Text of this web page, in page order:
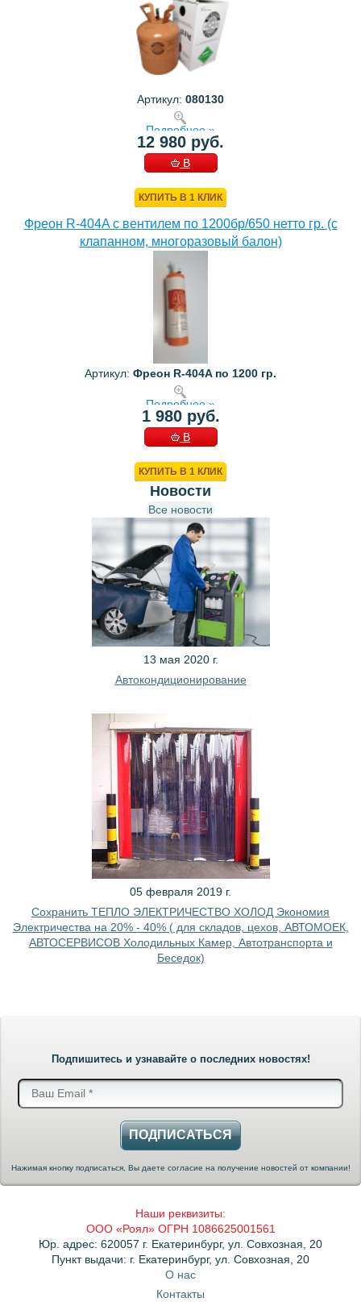
Артикул: 080130
Подробнее »
12 980 руб.
В
КУПИТЬ В 1 КЛИК
Фреон R-404A с вентилем по 1200бр/650 нетто гр. (с
клапанном, многоразовый балон)
Артикул: Фреон R-404A по 1200 гр.
Подробнее »
1 980 руб.
В
КУПИТЬ В 1 КЛИК
Новости
Все новости
13 мая 2020 г.
Автокондиционирование
05 февраля 2019 г.
Сохранить ТЕПЛО ЭЛЕКТРИЧЕСТВО ХОЛОД Экономия
Электричества на 20% - 40% ( для складов, цехов, АВТОМОЕК,
АВТОСЕРВИСОВ Холодильных Камер, Автотранспорта и
Беседок)
Подпишитесь и узнавайте о последних новостях!
ПОДПИСАТЬСЯ
Нажимая кнопку подписаться, Вы даете согласие на получение новостей от компании!
Наши реквизиты:
ООО «Роял» ОГРН 1086625001561
Юр. адрес: 620057 г. Екатеринбург, ул. Совхозная, 20
Пункт выдачи: г. Екатеринбург, ул. Совхозная, 20
О нас
Контакты